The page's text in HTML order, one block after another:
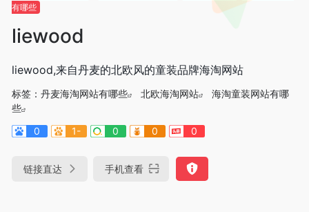
有哪些
liewood
liewood,来自丹麦的北欧风的童装品牌海淘网站
标签： 丹麦海淘网站有哪些 北欧海淘网站
海淘童装网站有哪
些
0
1- 0 0 0
链接直达 手机查看